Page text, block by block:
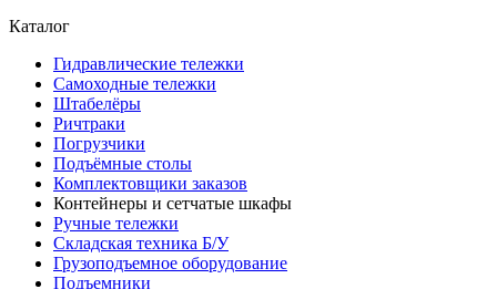
Каталог
Гидравлические тележки
Самоходные тележки
Штабелёры
Ричтраки
Погрузчики
Подъёмные столы
Комплектовщики заказов
Контейнеры и сетчатые шкафы
Ручные тележки
Складская техника Б/У
Грузоподъемное оборудование
Подъемники